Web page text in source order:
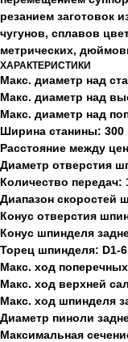
резанием заготовок
чугунов, сплавов
метрических,
ХАРАКТЕРИСТИКИ
Макс. диаметр над
Макс. диаметр над
Макс. диаметр над
Ширина станины: 300
Расстояние между
Диаметр отверстия
Количество передач:
Диапазон скоростей
Конус отверстия
Конус шпинделя
Торец шпинделя: D1-6
Макс. ход
Макс. ход верхней
Макс. ход шпинделя
Диаметр пиноли
Максимальная